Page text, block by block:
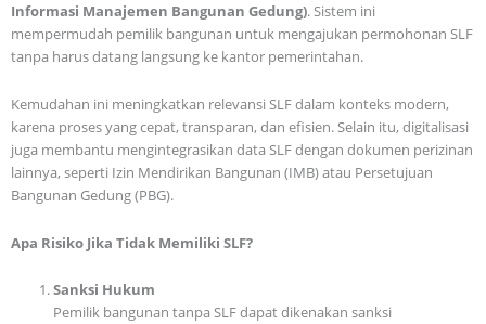
Informasi Manajemen Bangunan Gedung). Sistem ini
mempermudah pemilik bangunan untuk mengajukan permohonan SLF
tanpa harus datang langsung ke kantor pemerintahan.
Kemudahan ini meningkatkan relevansi SLF dalam konteks modern,
karena proses yang cepat, transparan, dan efisien. Selain itu, digitalisasi
juga membantu mengintegrasikan data SLF dengan dokumen perizinan
lainnya, seperti Izin Mendirikan Bangunan (IMB) atau Persetujuan
Bangunan Gedung (PBG).
Apa Risiko Jika Tidak Memiliki SLF?
Sanksi Hukum
Pemilik bangunan tanpa SLF dapat dikenakan sanksi